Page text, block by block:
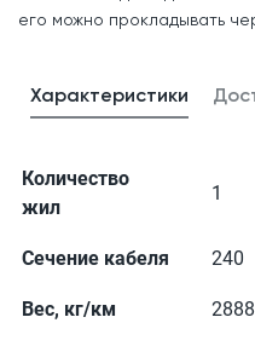
его можно прокладывать
Характеристики
Количество
жил
1
Сечение кабеля 240
Вес, кг/км 2888